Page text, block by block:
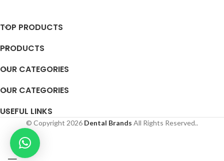
TOP PRODUCTS
PRODUCTS
OUR CATEGORIES
OUR CATEGORIES
USEFUL LINKS
© Copyright 2026 Dental Brands All Rights Reserved..